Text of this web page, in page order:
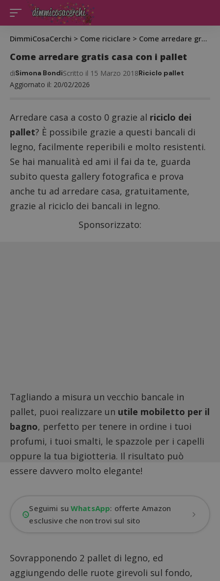
DimmiCosaCerchi > Come riciclare > Come arredare gratis casa con i pallet
Come arredare gratis casa con i pallet
Aggiornato il: 20/02/2026
diSimona BondiScritto il 15 Marzo 2018Riciclo pallet
Arredare casa a costo 0 grazie al riciclo dei
pallet? È possibile grazie a questi bancali di
legno, facilmente reperibili e molto resistenti.
Se hai manualità ed ami il fai da te, guarda
subito questa gallery fotografica e prova
anche tu ad arredare casa, gratuitamente,
grazie al riciclo dei bancali in legno.
Sponsorizzato:
Tagliando a misura un vecchio bancale in
pallet, puoi realizzare un utile mobiletto per il
bagno, perfetto per tenere in ordine i tuoi
profumi, i tuoi smalti, le spazzole per i capelli
oppure la tua bigiotteria. Il risultato può
essere davvero molto elegante!
Seguimi suWhatsApp: offerte Amazon
esclusive che non trovi sul sito
Sovrapponendo 2 pallet di legno, ed
aggiungendo delle ruote girevoli sul fondo,